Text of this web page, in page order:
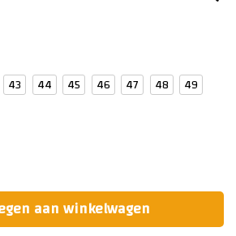
43 44 45 46 47 48
49
aan winkelwagen